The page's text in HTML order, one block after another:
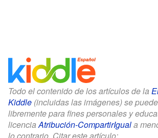
Todo el contenido de los artículos de la
Kiddle (incluidas las imágenes) se
libremente para fines personales y
licencia Atribución-CompartirIguala
lo contrario. Citar este artículo: